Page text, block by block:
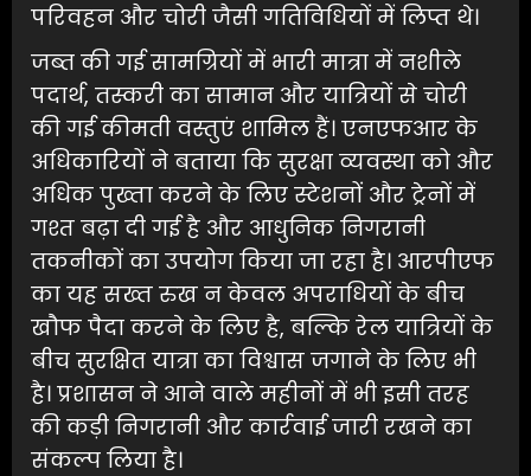
परिवहन और चोरी जैसी गतिविधियों में लिप्त थे।
जब्त की गई सामग्रियों में भारी मात्रा में नशीले
पदार्थ, तस्करी का सामान और यात्रियों से चोरी
की गई कीमती वस्तुएं शामिल हैं। एनएफआर के
अधिकारियों ने बताया कि सुरक्षा व्यवस्था को और
अधिक पुख्ता करने के लिए स्टेशनों और ट्रेनों में
गश्त बढ़ा दी गई है और आधुनिक निगरानी
तकनीकों का उपयोग किया जा रहा है। आरपीएफ
का यह सख्त रुख न केवल अपराधियों के बीच
खौफ पैदा करने के लिए है, बल्कि रेल यात्रियों के
बीच सुरक्षित यात्रा का विश्वास जगाने के लिए भी
है। प्रशासन ने आने वाले महीनों में भी इसी तरह
की कड़ी निगरानी और कार्रवाई जारी रखने का
संकल्प लिया है।